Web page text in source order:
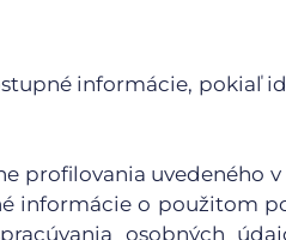
informácie, pokiaľ
profilovania uvedeného
informácie o použitom
osobných